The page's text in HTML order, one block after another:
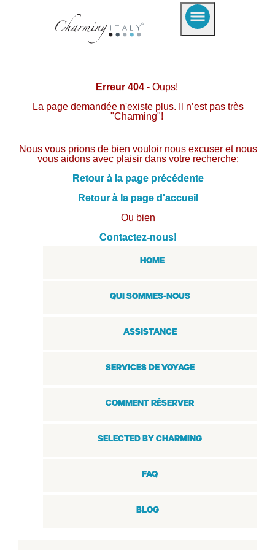
Erreur 404 - Oups!
La page demandée n'existe plus. Il n’est pas très
"Charming"!
Nous vous prions de bien vouloir nous excuser et nous
vous aidons avec plaisir dans votre recherche:
Retour à la page précédente
Retour à la page d'accueil
Ou bien
Contactez-nous!
HOME
QUI SOMMES-NOUS
ASSISTANCE
SERVICES DE VOYAGE
COMMENT RÉSERVER
SELECTED BY CHARMING
FAQ
BLOG